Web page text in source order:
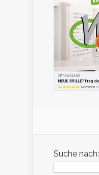
Suche nach: